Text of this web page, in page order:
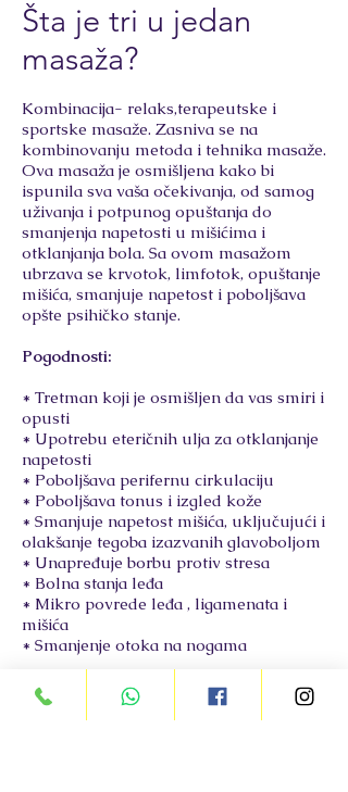
Šta je tri u jedan
masaža?
Kombinacija- relaks,terapeutske i
sportske masaže. Zasniva se na
kombinovanju metoda i tehnika masaže.
Ova masaža je osmišljena kako bi
ispunila sva vaša očekivanja, od samog
uživanja i potpunog opuštanja do
smanjenja napetosti u mišićima i
otklanjanja bola. Sa ovom masažom
ubrzava se krvotok, limfotok, opuštanje
mišića, smanjuje napetost i poboljšava
opšte psihičko stanje.
Pogodnosti:
* Tretman koji je osmišljen da vas smiri i
opusti
* Upotrebu eteričnih ulja za otklanjanje
napetosti
* Poboljšava perifernu cirkulaciju
* Poboljšava tonus i izgled kože
* Smanjuje napetost mišića, uključujući i
olakšanje tegoba izazvanih glavoboljom
* Unapređuje borbu protiv stresa
* Bolna stanja leđa
* Mikro povrede leđa , ligamenata i
mišića
* Smanjenje otoka na nogama
Cena tri u jedan